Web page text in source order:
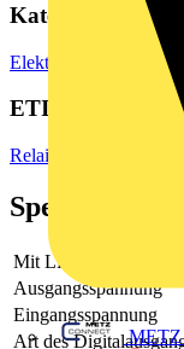
Kategorien
Elektronische Bauteile
ETIM Group
Relais
Spezifikationen
Mit LED-Anzeige
Ausgangsspannung
Eingangsspannung
Art des